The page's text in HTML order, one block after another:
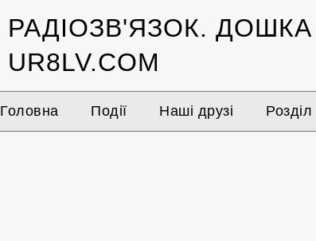
РАДІОЗВ'ЯЗОК.
UR8LV.COM
Головна Події Наші друзі